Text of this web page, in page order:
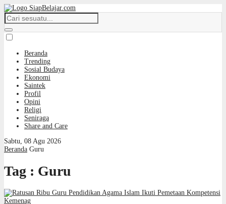
Beranda
Trending
Sosial Budaya
Ekonomi
Saintek
Profil
Opini
Religi
Seniraga
Share and Care
Sabtu, 08 Agu 2026
Beranda Guru
Tag : Guru